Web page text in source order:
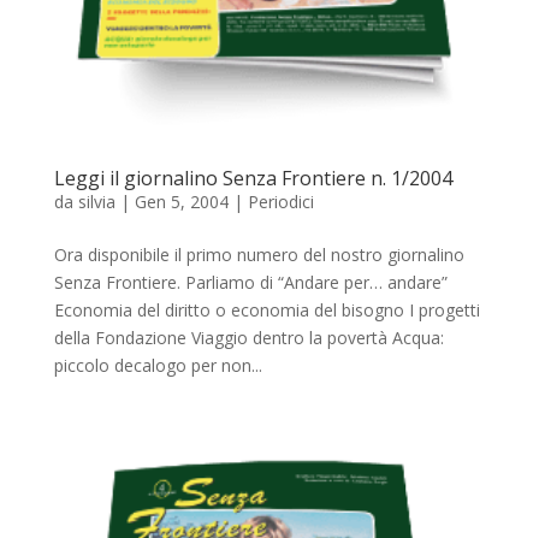
Leggi il giornalino Senza Frontiere n. 1/2004
da silvia | Gen 5, 2004| Periodici
Ora disponibile il primo numero del nostro giornalino
Senza Frontiere. Parliamo di “Andare per… andare”
Economia del diritto o economia del bisogno I progetti
della Fondazione Viaggio dentro la povertà Acqua:
piccolo decalogo per non...